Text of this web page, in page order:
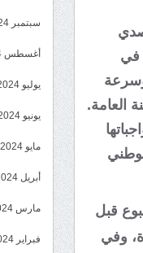
في
العامة.
قبل
وفي
سبتمبر 2024
أغسطس 2024
يوليو 2024
يونيو 2024
مايو 2024
أبريل 2024
مارس 2024
فبراير 2024